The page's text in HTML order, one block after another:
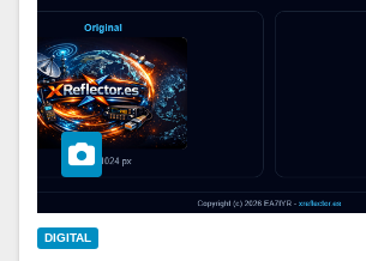
DIGITAL